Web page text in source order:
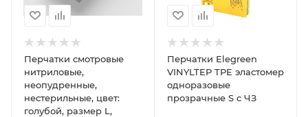
Перчатки смотровые
нитриловые,
неопудренные,
нестерильные, цвет:
голубой, размер L,
Перчатки Elegreen
VINYLTEP TPE эластомер
одноразовые
прозрачные S с ЧЗ